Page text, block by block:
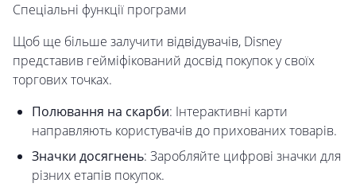
Спеціальні функції програми
Щоб ще більше залучити відвідувачів, Disney
представив гейміфікований досвід покупок у своїх
торгових точках.
Полювання на скарби: Інтерактивні карти
направляють користувачів до прихованих товарів.
Значки досягнень: Заробляйте цифрові значки для
різних етапів покупок.